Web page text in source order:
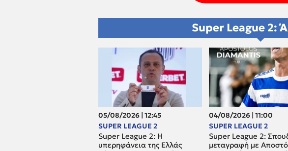
Super League 2:
05/08/2026 | 12:45
SUPER LEAGUE 2
Super League 2: H
υπερηφάνεια της Ελλάς
04/08/2026 | 11:00
SUPER LEAGUE 2
Super League 2:
μεταγραφή με